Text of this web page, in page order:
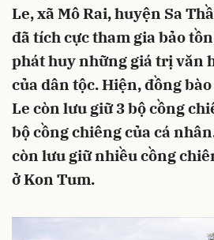
Le, xã Mô Rai, huyện Sa
đã tích cực tham gia bảo
phát huy những giá trị văn
của dân tộc. Hiện, đồng
Le còn lưu giữ 3 bộ cồng
bộ cồng chiêng của cá
còn lưu giữ nhiều cồng
ở Kon Tum.